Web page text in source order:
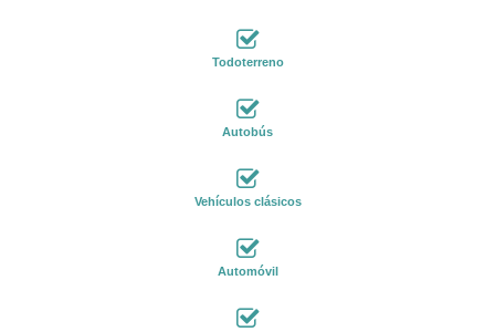
Todoterreno
Autobús
Vehículos clásicos
Automóvil